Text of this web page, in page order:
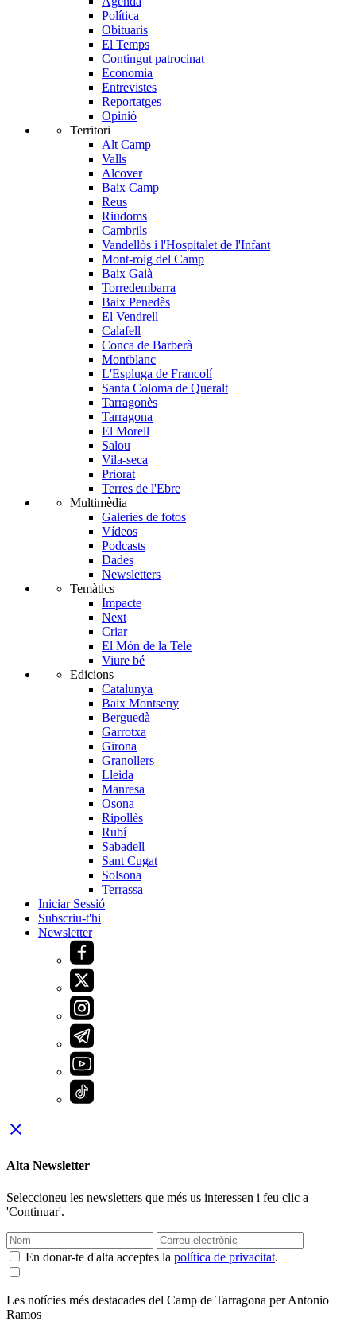
Política
Obituaris
El Temps
Contingut patrocinat
Economia
Entrevistes
Reportatges
Opinió
Territori
Alt Camp
Valls
Alcover
Baix Camp
Reus
Riudoms
Cambrils
Vandellòs i l'Hospitalet de l'Infant
Mont-roig del Camp
Baix Gaià
Torredembarra
Baix Penedès
El Vendrell
Calafell
Conca de Barberà
Montblanc
L'Espluga de Francolí
Santa Coloma de Queralt
Tarragonès
Tarragona
El Morell
Salou
Vila-seca
Priorat
Terres de l'Ebre
Multimèdia
Galeries de fotos
Vídeos
Podcasts
Dades
Newsletters
Temàtics
Impacte
Next
Criar
El Món de la Tele
Viure bé
Edicions
Catalunya
Baix Montseny
Berguedà
Garrotxa
Girona
Granollers
Lleida
Manresa
Osona
Ripollès
Rubí
Sabadell
Sant Cugat
Solsona
Terrassa
Iniciar Sessió
Subscriu-t'hi
Newsletter
close
Alta Newsletter
Seleccioneu les newsletters que més us interessen i feu clic a
'Continuar'.
En donar-te d'alta acceptes la política de privacitat.
Les notícies més destacades del Camp de Tarragona per Antonio
Ramos